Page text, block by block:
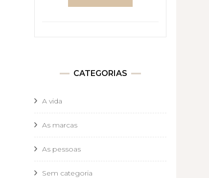
CATEGORIAS
A vida
As marcas
As pessoas
Sem categoria